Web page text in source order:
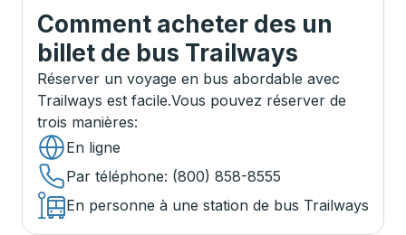
Comment acheter des un
billet de bus Trailways
Réserver un voyage en bus abordable avec
Trailways est facile.Vous pouvez réserver de
trois manières:
En ligne
Par téléphone: (800) 858-8555
En personne à une station de bus Trailways